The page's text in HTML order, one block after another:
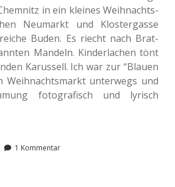
in ein klei­nes Weih­nachts­
Neu­markt und Klos­ter­gas­se
Buden. Es riecht nach Brat­
Man­deln. Kin­der­la­chen tönt
Karus­sell. Ich war zur “Blauen
Weih­nachts­markt unter­wegs und
foto­gra­fisch und lyrisch
1 Kommentar